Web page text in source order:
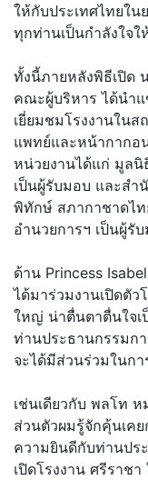
ให้กับประเทศไทยใน
ทุกท่านเป็นกำลังใจให้
ทั้งนี้ภายหลังพิธีเปิด
คณะผู้บริหาร ได้นำแ
เยี่ยมชมโรงงานใน
แพทย์และหน้ากากอ
หน่วยงานได้แก่ มูล
เป็นผู้รับมอบ และสำ
พิทักษ์ สภากาชาดไ
อำนวยการฯ เป็นผู้รั
ด้าน Princess
ได้มาร่วมงานเปิดตัว
ใหญ่ น่าตื่นตาตื่นใจ
ท่านประธานกรรมก
จะได้มีส่วนร่วมในก
เช่นเดียวกับ พลโท
ส่วนตัวผมรู้จักคุ้นเค
ความยินดีกับท่านปร
เปิดโรงงาน ศรีราช